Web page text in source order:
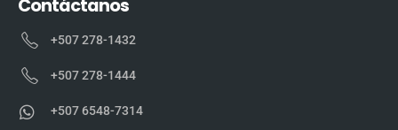
Contáctanos
+507 278-1432
+507 278-1444
+507 6548-7314